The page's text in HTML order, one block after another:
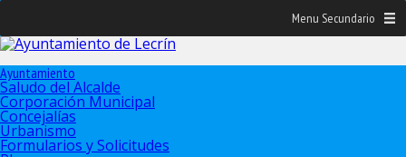
Menu Secundario
Ayuntamiento
Saludo del Alcalde
Corporación Municipal
Concejalías
Urbanismo
Formularios y Solicitudes